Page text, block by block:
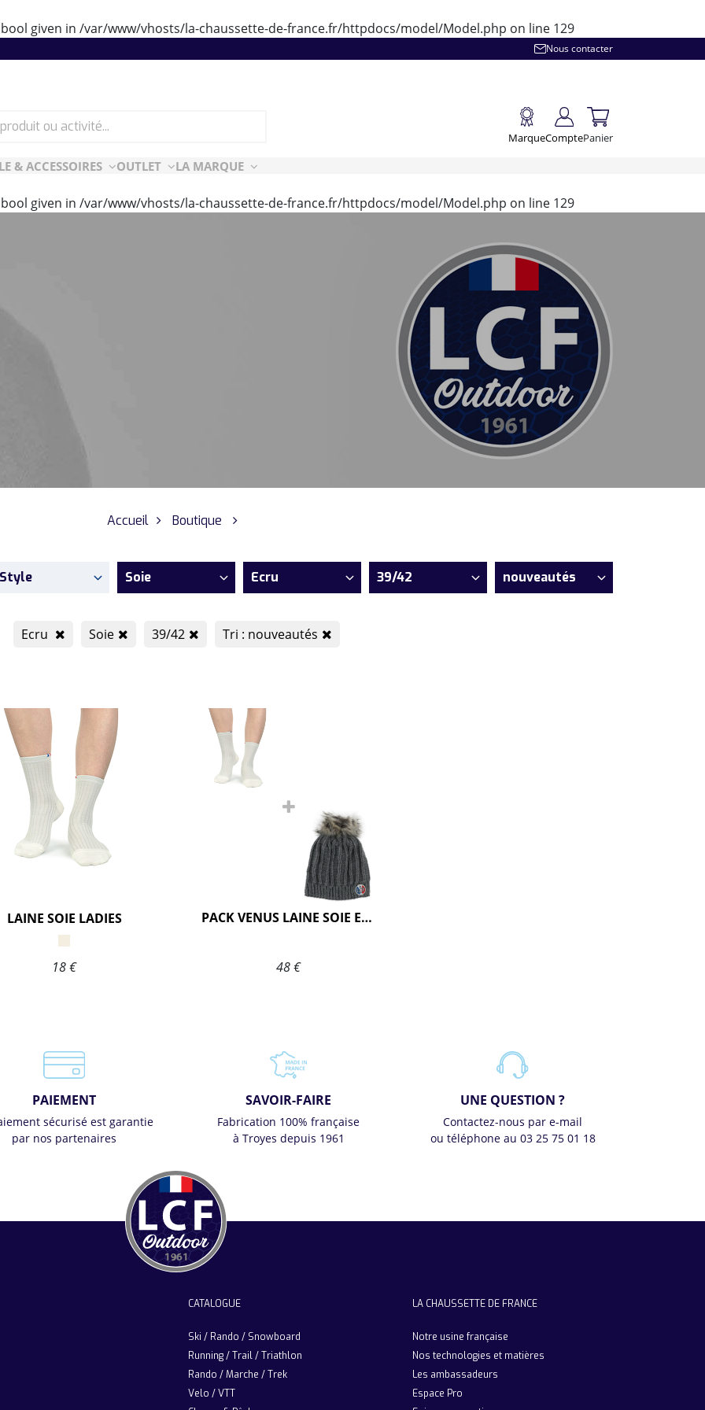
given in /var/www/vhosts/la-chaussette-de-france.fr/httpdocs/model/Model.php on line 129
Nous contacter
MarqueComptePanier
ESSENTIELLES
Style
& ACCESSOIRES OUTLET LA MARQUE
given in /var/www/vhosts/la-chaussette-de-france.fr/httpdocs/model/Model.php on line 129
Accueil Boutique
Style Soie Ecru 39/42 nouveautés
Ecru Soie 39/42 Tri : nouveautés
LAINE SOIE LADIES
18 €
PACK VENUS LAINE SOIE ECRU
48 €
PAIEMENT
sécurisé est garantie
par nos partenaires
SAVOIR-FAIRE
Fabrication 100% française
à Troyes depuis 1961
UNE QUESTION ?
Contactez-nous par e-mail
ou téléphone au 03 25 75 01 18
CATALOGUE
Ski / Rando / Snowboard
Running / Trail / Triathlon
Rando / Marche / Trek
Velo / VTT
LA CHAUSSETTE DE FRANCE
Notre usine française
Nos technologies et matières
Les ambassadeurs
Espace Pro